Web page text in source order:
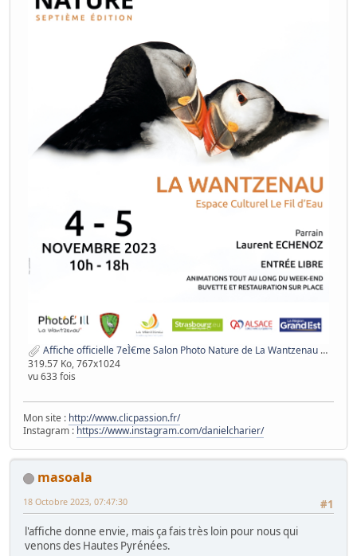
Affiche officielle 7eÌ€me Salon Photo Nature de La Wantzenau web - Copie.jpg
319.57 Ko, 767x1024
vu 633 fois
Mon site : http://www.clicpassion.fr/
Instagram : https://www.instagram.com/danielcharier/
masoala
#1
18 Octobre 2023, 07:47:30
l'affiche donne envie, mais ça fais très loin pour nous qui
venons des Hautes Pyrénées.